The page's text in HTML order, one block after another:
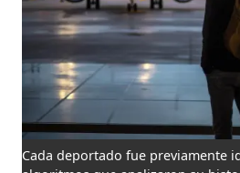
Cada deportado fue previamente